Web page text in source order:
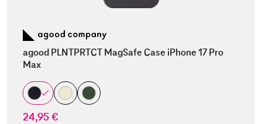
agood PLNTPRTCT MagSafe Case iPhone 17 Pro
Max
24,95 €